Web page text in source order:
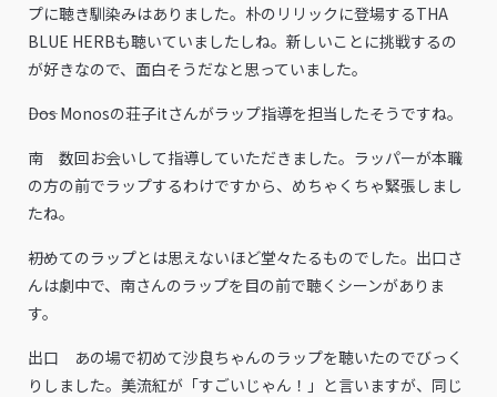
プに聴き馴染みはありました。朴のリリックに登場するTHA
BLUE HERBも聴いていましたしね。新しいことに挑戦するの
が好きなので、面白そうだなと思っていました。
――Dos Monosの荘子itさんがラップ指導を担当したそうですね。
南 数回お会いして指導していただきました。ラッパーが本職
の方の前でラップするわけですから、めちゃくちゃ緊張しまし
たね。
――初めてのラップとは思えないほど堂々たるものでした。出口さ
んは劇中で、南さんのラップを目の前で聴くシーンがありま
す。
出口 あの場で初めて沙良ちゃんのラップを聴いたのでびっく
りしました。美流紅が「すごいじゃん！」と言いますが、同じ